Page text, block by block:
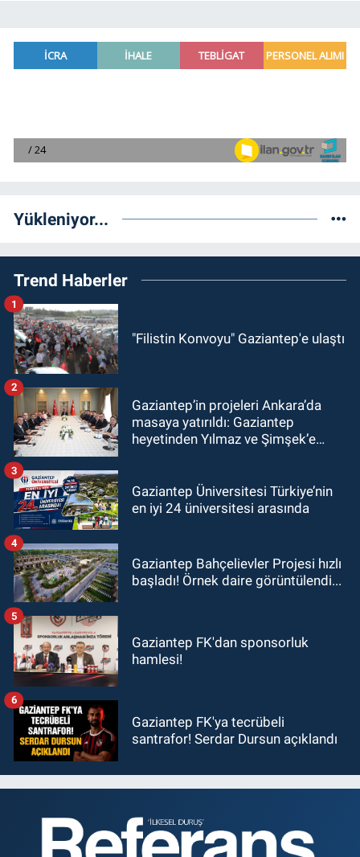
Yükleniyor...
Trend Haberler
"Filistin Konvoyu" Gaziantep'e ulaştı
1
Gaziantep’in projeleri Ankara’da
masaya yatırıldı: Gaziantep
heyetinden Yılmaz ve Şimşek’e
2
Gaziantep Üniversitesi Türkiye’nin
en iyi 24 üniversitesi arasında
3
Gaziantep Bahçelievler Projesi hızlı
başladı! Örnek daire görüntülendi...
4
Gaziantep FK'dan sponsorluk
hamlesi!
5
Gaziantep FK'ya tecrübeli
santrafor! Serdar Dursun açıklandı
6